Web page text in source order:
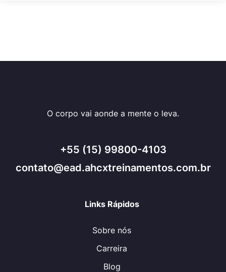
O corpo vai aonde a mente o leva.
+55 (15) 99800-4103
contato@ead.ahcxtreinamentos.com.br
Links Rápidos
Sobre nós
Carreira
Blog